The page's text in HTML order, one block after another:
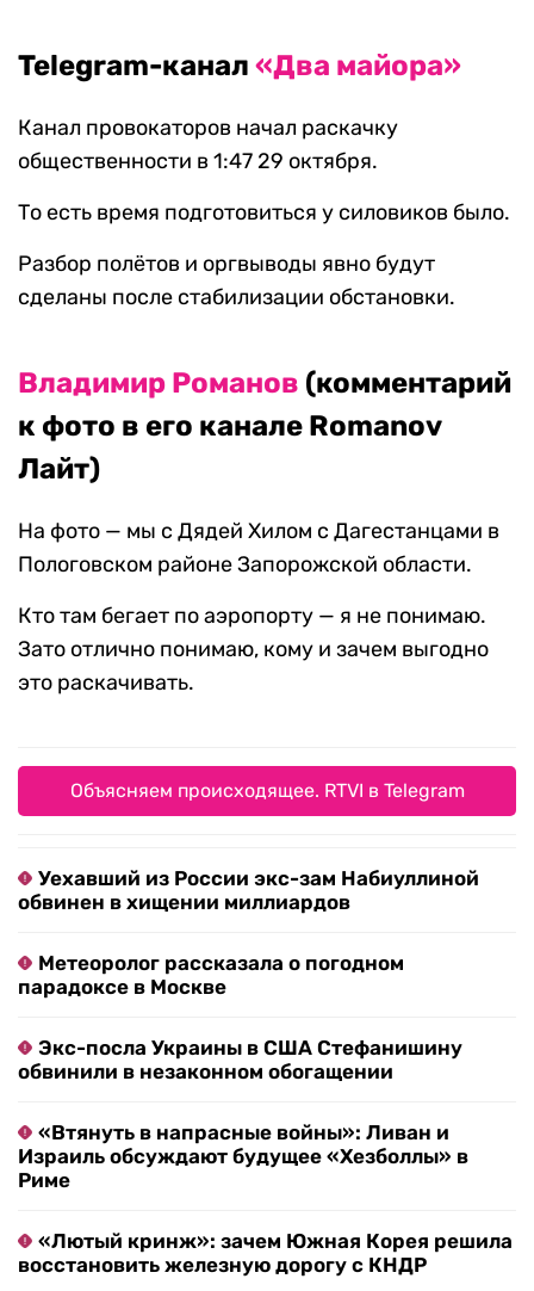
Telegram-канал «Два майора»
Канал провокаторов начал раскачку
общественности в 1:47 29 октября.
То есть время подготовиться у силовиков было.
Разбор полётов и оргвыводы явно будут
сделаны после стабилизации обстановки.
Владимир Романов (комментарий
к фото в его канале Romanov
Лайт)
На фото — мы с Дядей Хилом с Дагестанцами в
Пологовском районе Запорожской области.
Кто там бегает по аэропорту — я не понимаю.
Зато отлично понимаю, кому и зачем выгодно
это раскачивать.
Объясняем происходящее. RTVI в Telegram
Уехавший из России экс-зам Набиуллиной
обвинен в хищении миллиардов
Метеоролог рассказала о погодном
парадоксе в Москве
Экс-посла Украины в США Стефанишину
обвинили в незаконном обогащении
«Втянуть в напрасные войны»: Ливан и
Израиль обсуждают будущее «Хезболлы» в
Риме
«Лютый кринж»: зачем Южная Корея решила
восстановить железную дорогу с КНДР